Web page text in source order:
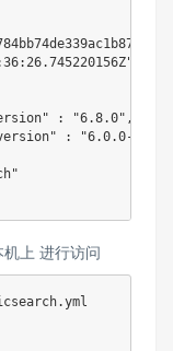
: "6.8.0" ,
:
"6.0.0-
机上 进行访问